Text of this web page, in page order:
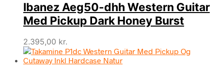
Ibanez Aeg50-dhh Western Guitar
Med Pickup Dark Honey Burst
2.395,00 kr.